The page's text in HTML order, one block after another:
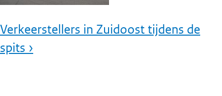
Verkeerstellers in Zuidoost tijdens de
spits ›